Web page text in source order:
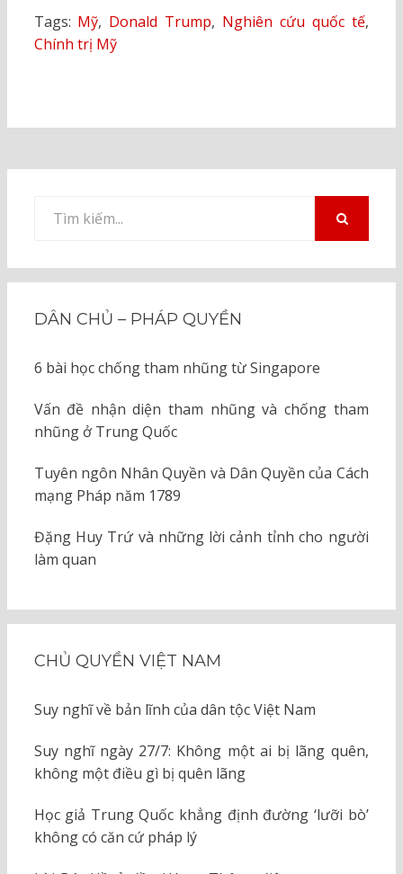
Tags: Mỹ, Donald Trump, Nghiên cứu quốc tế,
Chính trị Mỹ
kiếm
DÂN CHỦ – PHÁP QUYỀN
6 bài học chống tham nhũng từ Singapore
Vấn đề nhận diện tham nhũng và chống tham
nhũng ở Trung Quốc
Tuyên ngôn Nhân Quyền và Dân Quyền của Cách
mạng Pháp năm 1789
Đặng Huy Trứ và những lời cảnh tỉnh cho người
làm quan
CHỦ QUYỀN VIỆT NAM
Suy nghĩ về bản lĩnh của dân tộc Việt Nam
Suy nghĩ ngày 27/7: Không một ai bị lãng quên,
không một điều gì bị quên lãng
Học giả Trung Quốc khẳng định đường ‘lưỡi bò’
không có căn cứ pháp lý